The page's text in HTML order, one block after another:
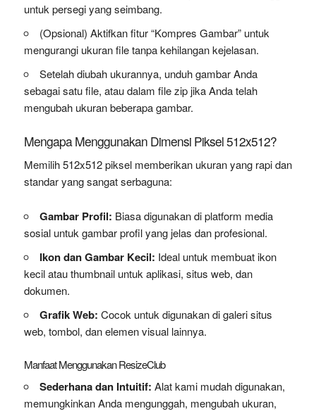
untuk persegi yang seimbang.
(Opsional) Aktifkan fitur “Kompres Gambar” untuk
mengurangi ukuran file tanpa kehilangan kejelasan.
Setelah diubah ukurannya, unduh gambar Anda
sebagai satu file, atau dalam file zip jika Anda telah
mengubah ukuran beberapa gambar.
Mengapa Menggunakan Dimensi Piksel 512x512?
Memilih 512x512 piksel memberikan ukuran yang rapi dan
standar yang sangat serbaguna:
Gambar Profil: Biasa digunakan di platform media
sosial untuk gambar profil yang jelas dan profesional.
Ikon dan Gambar Kecil: Ideal untuk membuat ikon
kecil atau thumbnail untuk aplikasi, situs web, dan
dokumen.
Grafik Web: Cocok untuk digunakan di galeri situs
web, tombol, dan elemen visual lainnya.
Manfaat Menggunakan ResizeClub
Sederhana dan Intuitif: Alat kami mudah digunakan,
memungkinkan Anda mengunggah, mengubah ukuran,